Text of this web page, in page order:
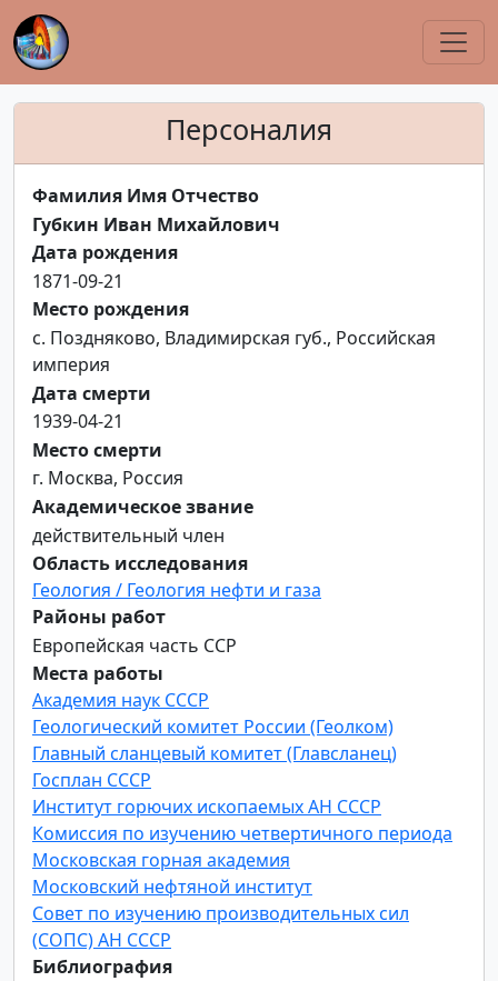
Персоналия
Фамилия Имя Отчество
Губкин Иван Михайлович
Дата рождения
1871-09-21
Место рождения
с. Поздняково, Владимирская губ., Российская
империя
Дата смерти
1939-04-21
Место смерти
г. Москва, Россия
Академическое звание
действительный член
Область исследования
Геология / Геология нефти и газа
Районы работ
Европейская часть ССР
Места работы
Академия наук СССР
Геологический комитет России (Геолком)
Главный сланцевый комитет (Главсланец)
Госплан СССР
Институт горючих ископаемых АН СССР
Комиссия по изучению четвертичного периода
Московская горная академия
Московский нефтяной институт
Совет по изучению производительных сил
(СОПС) АН СССР
Библиография